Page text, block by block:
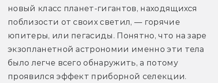
новый класс планет-гигантов, находящихся
поблизости от своих светил, — горячие
юпитеры, или пегасиды. Понятно, что на заре
экзопланетной астрономии именно эти тела
было легче всего обнаружить, а потому
проявился эффект приборной селекции.